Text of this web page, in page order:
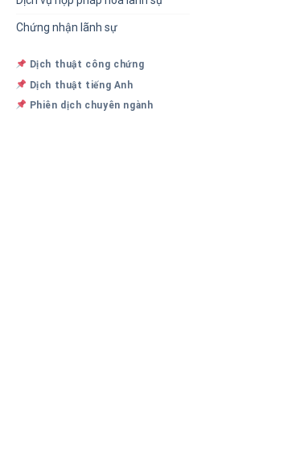
Chứng nhận lãnh sự
Dịch thuật công chứng
Dịch thuật tiếng Anh
Phiên dịch chuyên ngành